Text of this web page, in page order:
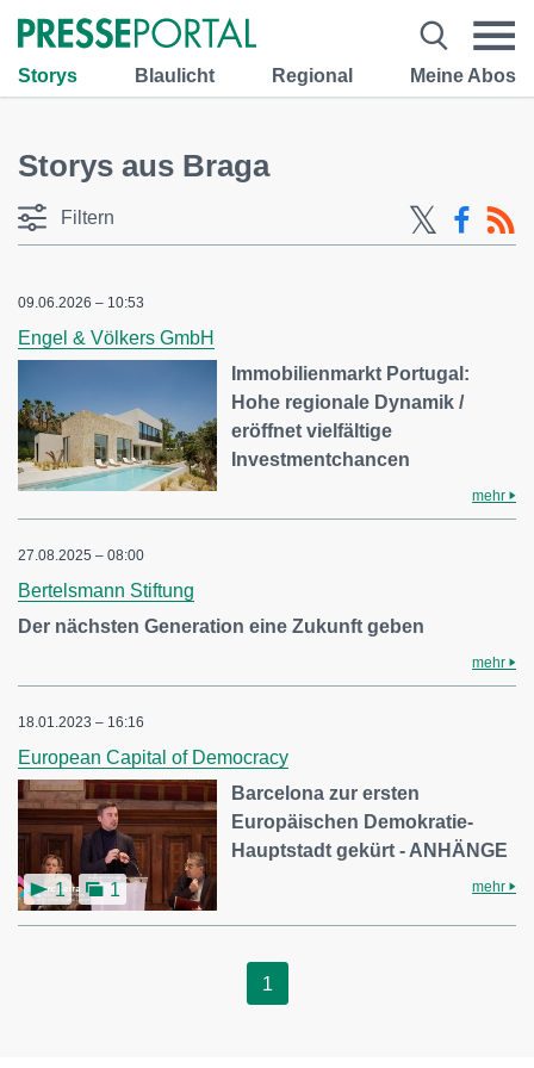
Storys Blaulicht Regional Meine Abos
Storys aus Braga
Filtern
09.06.2026 – 10:53
Engel & Völkers GmbH
Immobilienmarkt Portugal:
Hohe regionale Dynamik /
eröffnet vielfältige
Investmentchancen
mehr
27.08.2025 – 08:00
Bertelsmann Stiftung
Der nächsten Generation eine Zukunft geben
mehr
18.01.2023 – 16:16
European Capital of Democracy
1 1
Barcelona zur ersten
Europäischen Demokratie-
Hauptstadt gekürt - ANHÄNGE
mehr
1